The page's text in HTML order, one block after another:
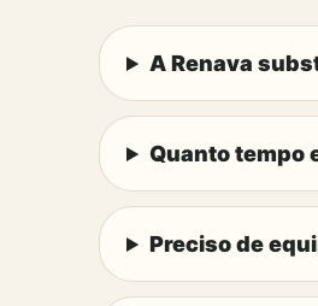
A Renava
Quanto tempo
Preciso de